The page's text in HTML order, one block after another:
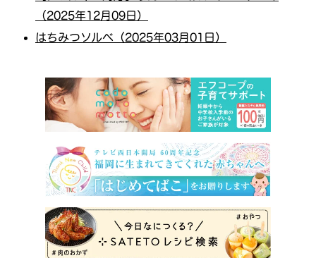
（2025年12月09日）
はちみつソルベ（2025年03月01日）